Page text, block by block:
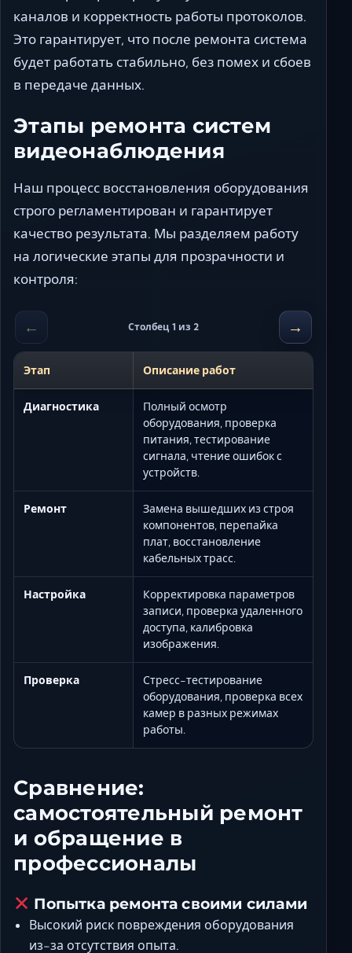
каналов и корректность работы протоколов.
Это гарантирует, что после ремонта система
будет работать стабильно, без помех и сбоев
в передаче данных.
Этапы ремонта систем
видеонаблюдения
Наш процесс восстановления оборудования
строго регламентирован и гарантирует
качество результата. Мы разделяем работу
на логические этапы для прозрачности и
контроля:
← Столбец 1 из 2 →
Этап Описание работ
Диагностика
Полный осмотр
оборудования, проверка
питания, тестирование
сигнала, чтение ошибок с
устройств.
Ремонт
Замена вышедших из строя
компонентов, перепайка
плат, восстановление
кабельных трасс.
Настройка
Корректировка параметров
записи, проверка удаленного
доступа, калибровка
изображения.
Проверка
Стресс-тестирование
оборудования, проверка всех
камер в разных режимах
работы.
Сравнение:
самостоятельный ремонт
и обращение в
профессионалы
Попытка ремонта своими силами
Высокий риск повреждения оборудования
из-за отсутствия опыта.